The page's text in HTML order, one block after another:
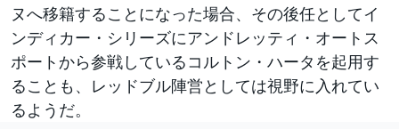
ヌへ移籍することになった場合、その後任としてイ
ンディカー・シリーズにアンドレッティ・オートス
ポートから参戦しているコルトン・ハータを起用す
ることも、レッドブル陣営としては視野に入れてい
るようだ。